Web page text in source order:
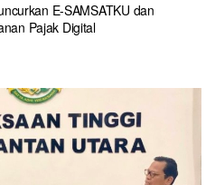
E-SAMSATKU dan
Pajak Digital